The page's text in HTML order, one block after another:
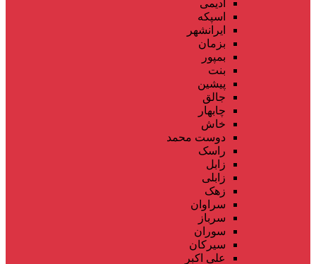
ادیمی
اسپکه
ایرانشهر
بزمان
بمپور
بنت
پیشین
جالق
چابهار
خاش
دوست محمد
راسک
زابل
زابلی
زهک
سراوان
سرباز
سوران
سیرکان
علی اکبر